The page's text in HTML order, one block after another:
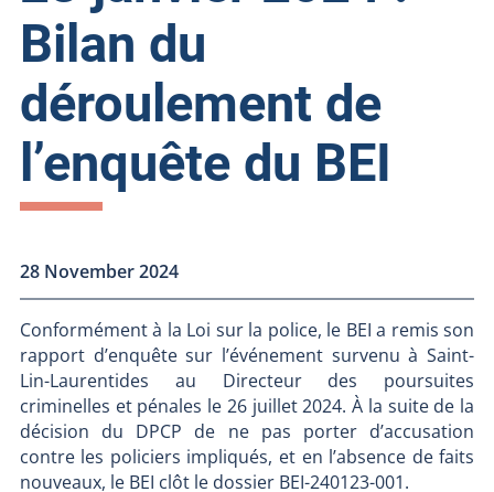
Bilan du
déroulement de
l’enquête du BEI
28 November 2024
Conformément à la Loi sur la police, le BEI a remis son
rapport d’enquête sur l’événement survenu à Saint-
Lin-Laurentides au Directeur des poursuites
criminelles et pénales le 26 juillet 2024. À la suite de la
décision du DPCP de ne pas porter d’accusation
contre les policiers impliqués, et en l’absence de faits
nouveaux, le BEI clôt le dossier BEI-240123-001.